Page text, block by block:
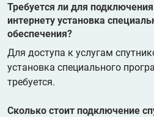
Требуется ли для
интернету установка
обеспечения?
Для доступа к услугам
установка специального
требуется.
Сколько стоит подключение